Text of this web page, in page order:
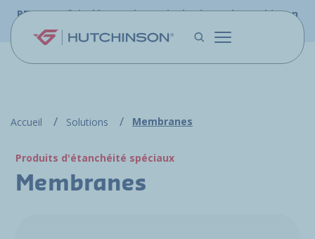
Aller au contenu principal
PFW.aero fait désormais partie du site web Hutchinson
Accueil Solutions Membranes
Produits d'étanchéité spéciaux
Membranes